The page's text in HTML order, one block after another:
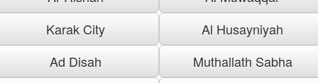
Karak City
Al Husayniyah
Ad Disah
Muthallath Sabha